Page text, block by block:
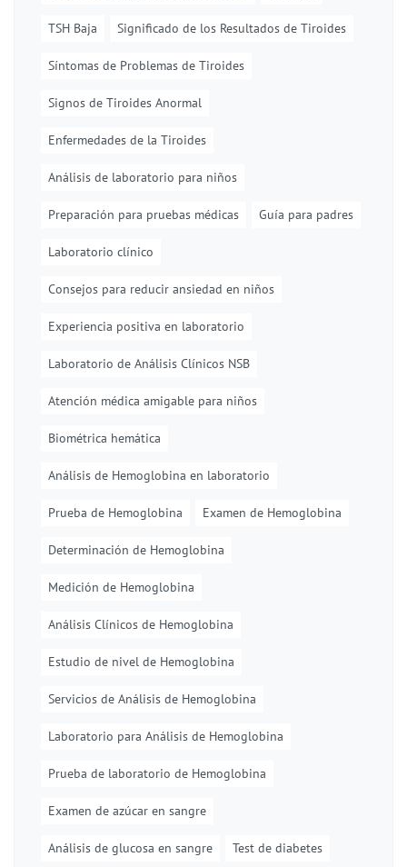
TSH Baja Significado de los Resultados de Tiroides
Síntomas de Problemas de Tiroides
Signos de Tiroides Anormal
Enfermedades de la Tiroides
Análisis de laboratorio para niños
Preparación para pruebas médicas Guía para padres
Laboratorio clínico
Consejos para reducir ansiedad en niños
Experiencia positiva en laboratorio
Laboratorio de Análisis Clínicos NSB
Atención médica amigable para niños
Biométrica hemática
Análisis de Hemoglobina en laboratorio
Prueba de Hemoglobina Examen de Hemoglobina
Determinación de Hemoglobina
Medición de Hemoglobina
Análisis Clínicos de Hemoglobina
Estudio de nivel de Hemoglobina
Servicios de Análisis de Hemoglobina
Laboratorio para Análisis de Hemoglobina
Prueba de laboratorio de Hemoglobina
Examen de azúcar en sangre
Análisis de glucosa en sangre Test de diabetes